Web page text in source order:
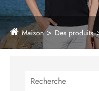
Maison Des produits